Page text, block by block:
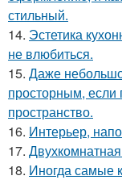
стильный.
14. Эстетика
не влюбиться.
15. Даже
просторным, если
пространство.
16. Интерьер,
17.
18. Иногда самые